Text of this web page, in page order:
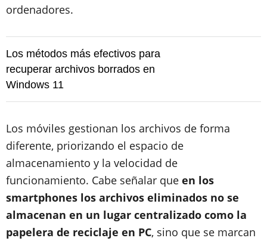
ordenadores.
Los métodos más efectivos para
recuperar archivos borrados en
Windows 11
Los móviles gestionan los archivos de forma
diferente, priorizando el espacio de
almacenamiento y la velocidad de
funcionamiento. Cabe señalar que en los
smartphones los archivos eliminados no se
almacenan en un lugar centralizado como la
papelera de reciclaje en PC, sino que se marcan